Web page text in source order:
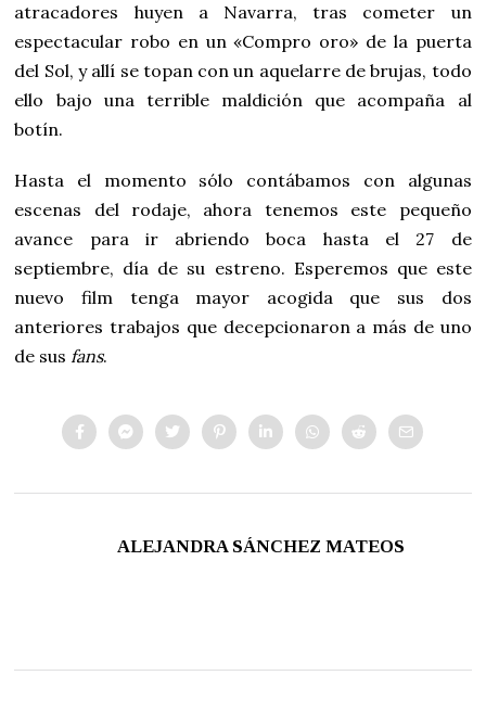
atracadores huyen a Navarra, tras cometer un
espectacular robo en un «Compro oro» de la puerta
del Sol, y allí se topan con un aquelarre de brujas, todo
ello bajo una terrible maldición que acompaña al
botín.
Hasta el momento sólo contábamos con algunas
escenas del rodaje, ahora tenemos este pequeño
avance para ir abriendo boca hasta el 27 de
septiembre, día de su estreno. Esperemos que este
nuevo film tenga mayor acogida que sus dos
anteriores trabajos que decepcionaron a más de uno
de sus fans.
ALEJANDRA SÁNCHEZ MATEOS